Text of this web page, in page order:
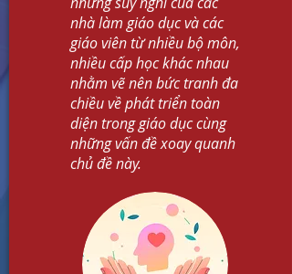
Thời đại số, nhà giáo nằm ở
3 min read
nhà làm giáo dục và các
giáo viên từ nhiều bộ môn,
nhiều cấp học khác nhau
nhằm vẽ nên bức tranh đa
chiều về phát triển toàn
diện trong giáo dục cùng
những vấn đề xoay quanh
chủ đề này.